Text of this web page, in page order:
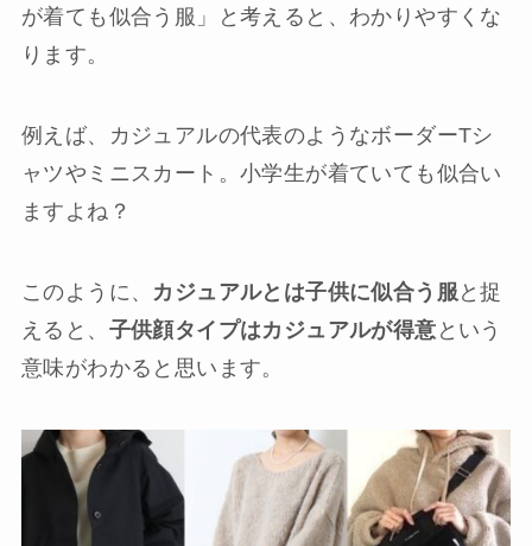
が着ても似合う服」と考えると、わかりやすくな
ります。
例えば、カジュアルの代表のようなボーダーTシ
ャツやミニスカート。小学生が着ていても似合い
ますよね？
このように、 カジュアルとは子供に似合う服 と捉
えると、 子供顔タイプはカジュアルが得意 という
意味がわかると思います。